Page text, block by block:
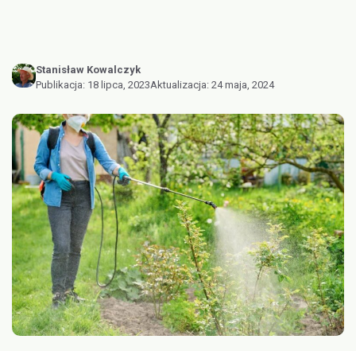
Stanisław Kowalczyk
Publikacja: 18 lipca, 2023Aktualizacja: 24 maja, 2024